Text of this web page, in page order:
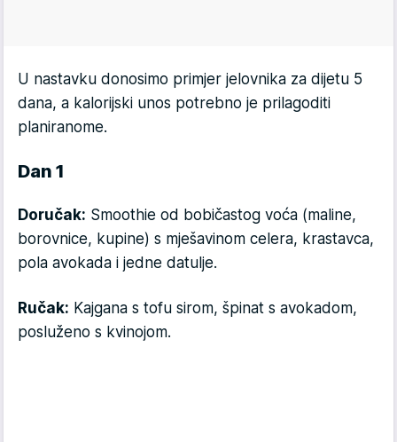
U nastavku donosimo primjer jelovnika za dijetu 5
dana, a kalorijski unos potrebno je prilagoditi
planiranome.
Dan 1
Doručak: Smoothie od bobičastog voća (maline,
borovnice, kupine) s mješavinom celera, krastavca,
pola avokada i jedne datulje.
Ručak: Kajgana s tofu sirom, špinat s avokadom,
posluženo s kvinojom.